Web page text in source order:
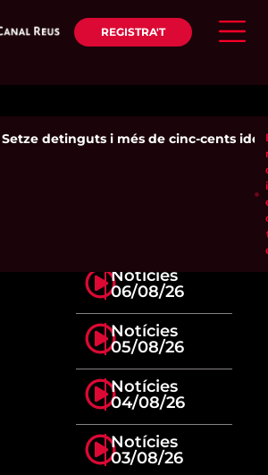
REGISTRA'T
Setze detinguts i més de cinc-cents
Notícies
06/08/26
Notícies
05/08/26
Notícies
04/08/26
Notícies
03/08/26